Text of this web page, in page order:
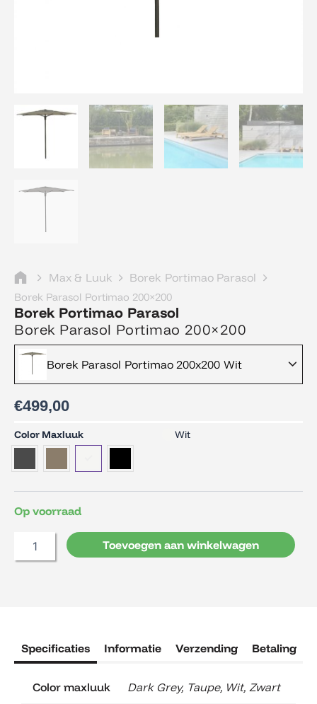
Max & Luuk Borek Portimao Parasol
Borek Parasol Portimao 200×200
Borek Portimao Parasol
Borek Parasol Portimao 200×200
Borek Parasol Portimao 200x200 Wit
€499,00
Color Maxluuk Wit
Op voorraad
Borek
Parasol
aantal
Toevoegen aan winkelwagen
Specificaties Informatie Verzending Betaling
Color maxluuk Dark Grey, Taupe, Wit, Zwart